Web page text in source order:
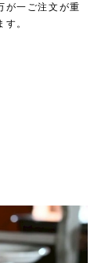
が一ご注文が重
。